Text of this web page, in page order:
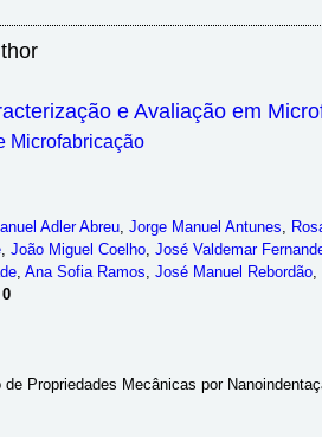
e Avaliação em
Microfabricação
Adler Abreu Jorge Manuel Antunes
João Miguel Coelho José Valdemar
Ana Sofia Ramos José Manuel Rebordão
0
de Propriedades Mecânicas por